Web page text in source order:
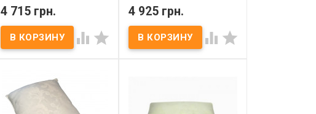
демисезонное (вес
1500 г) 200х220 см.
В наличии
200х220 см. Размер:
200х220 см. Наполнитель:
100% шелк(волокна
тутового шелкопряда). Вес:
4 715 грн.
 
(вес 2000 г) 200х220
В наличии
шелкопряда). Вес: 2,0 кг.
4 925 грн.
 